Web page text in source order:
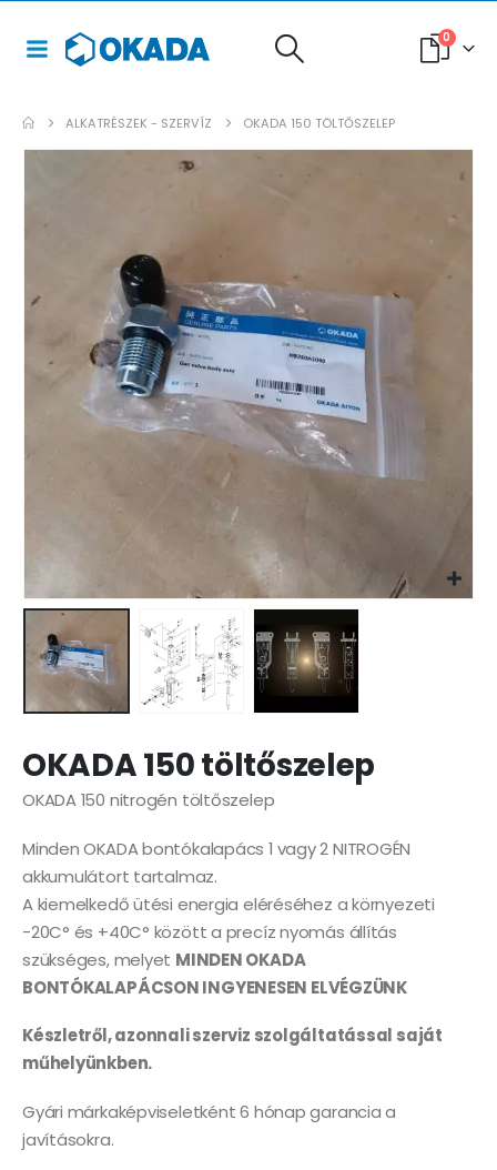
0
ALKATRÉSZEK - SZERVÍZ OKADA 150 TÖLTŐSZELEP
OKADA 150 töltőszelep
OKADA 150 nitrogén töltőszelep
Minden OKADA bontókalapács 1 vagy 2 NITROGÉN
akkumulátort tartalmaz.
A kiemelkedő ütési energia eléréséhez a környezeti
-20C° és +40C° között a precíz nyomás állítás
szükséges, melyet MINDEN OKADA
BONTÓKALAPÁCSON INGYENESEN ELVÉGZÜNK
Készletről, azonnali szerviz szolgáltatással saját
műhelyünkben.
Gyári márkaképviseletként 6 hónap garancia a
javításokra.